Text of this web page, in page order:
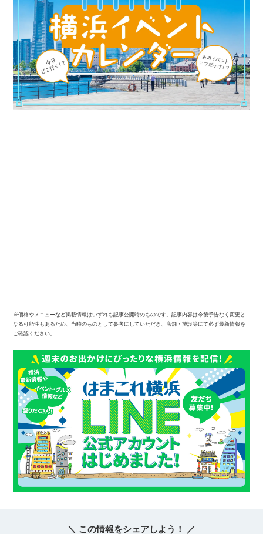
※価格やメニューなど掲載情報はいずれも記事公開時のものです。記事内容は今後予告なく変更と
なる可能性もあるため、当時のものとして参考にしていただき、店舗・施設等にて必ず最新情報を
ご確認ください。
＼ この情報をシェアしよう！ ／